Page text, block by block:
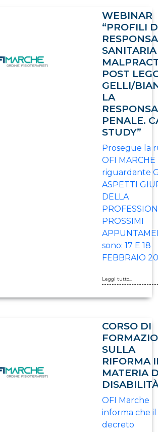
WEBINAR
“PROFILI
POST
GELLI/
LA
PENALE.
STUDY”
Prosegue la
OFI MARCHE
riguardante
ASPETTI
DELLA
PROSSIMI
sono: 17 E 18
FEBBRAIO
Leggi tutto...
CORSO DI
SULLA
RIFORMA
MATERIA
OFI Marche
informa che il
decreto